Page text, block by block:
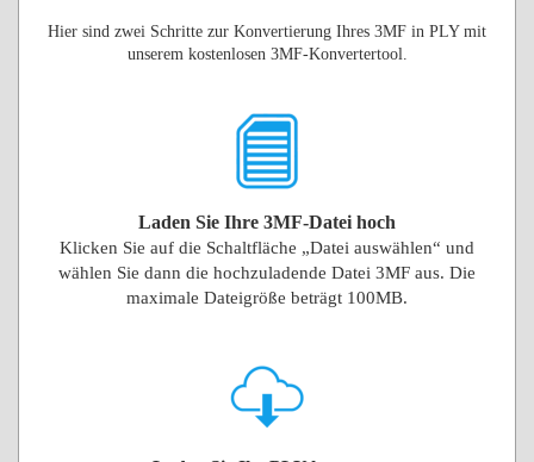
Hier sind zwei Schritte zur Konvertierung Ihres 3MF in PLY mit
unserem kostenlosen 3MF-Konvertertool.
Laden Sie Ihre 3MF-Datei hoch
Klicken Sie auf die Schaltfläche „Datei auswählen“ und
wählen Sie dann die hochzuladende Datei 3MF aus. Die
maximale Dateigröße beträgt 100MB.